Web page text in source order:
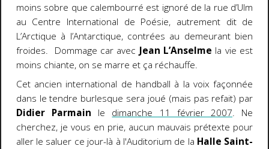
moins sobre que calembourré est ignoré de la rue d’Ulm
au Centre International de Poésie, autrement dit de
L’Arctique à l’Antarctique, contrées au demeurant bien
froides. Dommage car avec Jean L’Anselme la vie est
moins chiante, on se marre et ça réchauffe.
Cet ancien international de handball à la voix façonnée
dans le tendre burlesque sera joué (mais pas refait) par
Didier Parmain
le dimanche 11 février 2007. Ne
cherchez, je vous en prie, aucun mauvais prétexte pour
aller le saluer ce jour-là à l'Auditorium de la Halle Saint-